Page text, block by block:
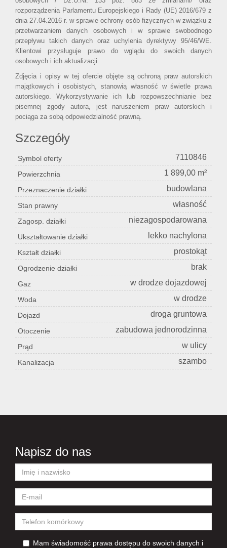
rozporządzenia Parlamentu Europejskiego i Rady (UE) 2016/679 z
dnia 27.04.2016 r. w sprawie ochrony osób fizycznych w związku z
przetwarzaniem danych osobowych i w sprawie swobodnego
przepływu takich danych oraz uchylenia dyrektywy 95/46/WE.
Klientowi przysługuje prawo do wglądu do swoich danych
osobowych i ich aktualizacji.
Zdjęcia i opisy w tej ofercie objęte są ochroną praw autorskich
majątkowych i osobistych, stanowią własność w świetle prawa
autorskiego. Wykorzystywanie ich lub rozpowszechnianie bez
pisemnej zgody autora, jest naruszeniem praw autorskich i
pociąga za sobą odpowiedzialność prawną.
Szczegóły
Symbol oferty 7110846
Powierzchnia 1 899,00 m²
Przeznaczenie działki budowlana
Stan prawny własność
Zagosp. działki niezagospodarowana
Ukształtowanie działki lekko nachylona
Kształt działki prostokąt
Ogrodzenie działki brak
Gaz w drodze dojazdowej
Woda w drodze
Dojazd droga gruntowa
Otoczenie zabudowa jednorodzinna
Prąd w ulicy
Kanalizacja szambo
Napisz do nas
Mam świadomość prawa dostępu do swoich danych i